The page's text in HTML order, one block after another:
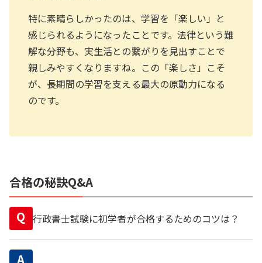
特に素晴らしかったのは、学習を「楽しい」と
感じられるようになったことです。法律という難
解な分野も、実生活との繋がりを見出すことで
親しみやすくなりますね。この「楽しさ」こそ
が、長期間の学習を支える最大の原動力になる
のです。
合格の秘訣Q&A
Q 行政書士試験に初学者が合格するためのコツは？
A